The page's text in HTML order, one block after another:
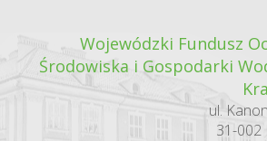
Wojewódzki Fundusz
Środowiska i Gospodarki
ul.
31-002